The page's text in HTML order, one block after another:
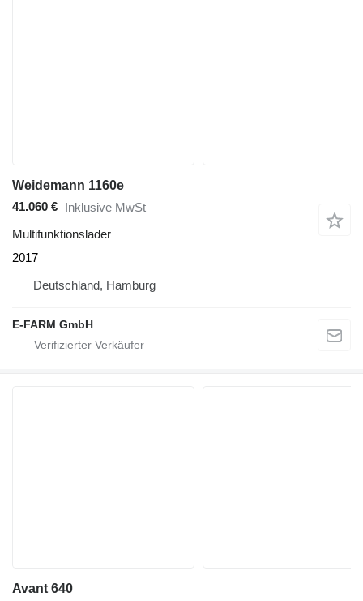
Weidemann 1160e
41.060 €
Inklusive MwSt
Multifunktionslader
2017
Deutschland, Hamburg
E-FARM GmbH
Avant 640